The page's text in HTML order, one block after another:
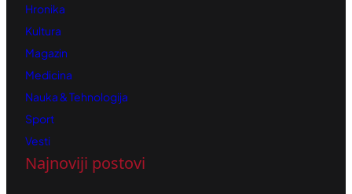
Hronika
Kultura
Magazin
Medicina
Nauka & Tehnologija
Sport
Vesti
Najnoviji postovi